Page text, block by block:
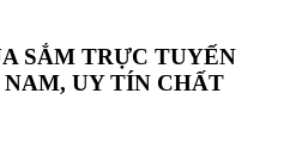
SẮM TRỰC TUYẾN
UY TÍN CHẤT